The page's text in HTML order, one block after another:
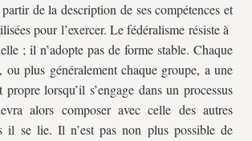
de la description de ses compétences et
pour l’exercer. Le fédéralisme résiste à
; il n’adopte pas de forme stable. Chaque
ou plus généralement chaque groupe, a une
lorsqu’il s’engage dans un processus
alors composer avec celle des autres
il se lie. Il n’est pas non plus possible de